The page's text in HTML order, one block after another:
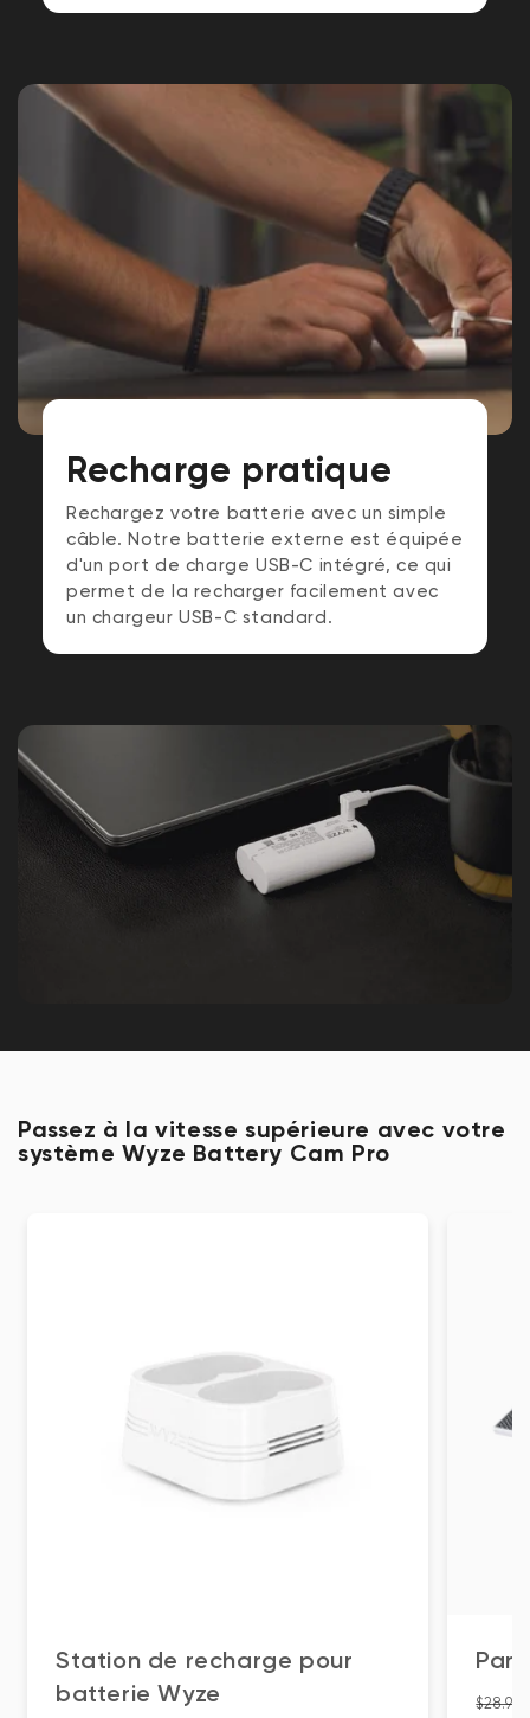
Recharge pratique
Rechargez votre batterie avec un simple
câble. Notre batterie externe est équipée
d'un port de charge USB-C intégré, ce qui
permet de la recharger facilement avec
un chargeur USB-C standard.
Passez à la vitesse supérieure avec votre
système Wyze Battery Cam Pro
Station de recharge pour
batterie Wyze
Prix
$28.98